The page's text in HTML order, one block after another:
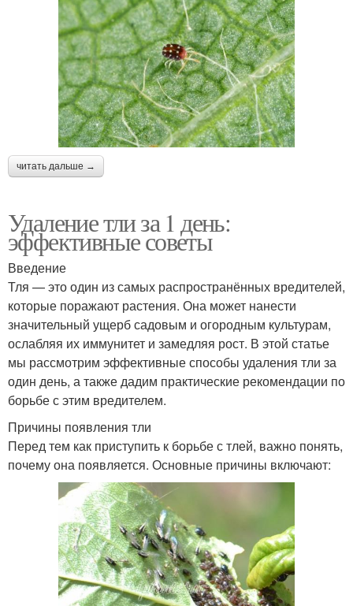
читать дальше →
Удаление тли за 1 день:
эффективные советы
Введение
Тля — это один из самых распространённых вредителей,
которые поражают растения. Она может нанести
значительный ущерб садовым и огородным культурам,
ослабляя их иммунитет и замедляя рост. В этой статье
мы рассмотрим эффективные способы удаления тли за
один день, а также дадим практические рекомендации по
борьбе с этим вредителем.
Причины появления тли
Перед тем как приступить к борьбе с тлей, важно понять,
почему она появляется. Основные причины включают: